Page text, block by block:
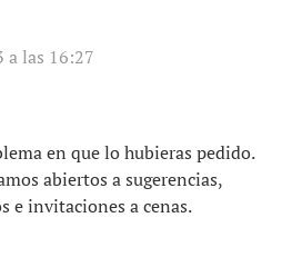
a las 16:27
en que lo hubieras pedido.
abiertos a sugerencias,
e invitaciones a cenas.